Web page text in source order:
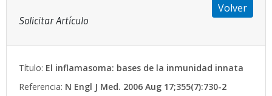
Solicitar Artículo
Volver
Título: El inflamasoma: bases de la inmunidad innata
Referencia: N Engl J Med. 2006 Aug 17;355(7):730-2